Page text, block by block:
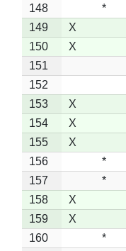
148
*
149
X
150
X
151
152
153
X
154
X
155
X
156
*
157
*
158
X
159
X
160
*